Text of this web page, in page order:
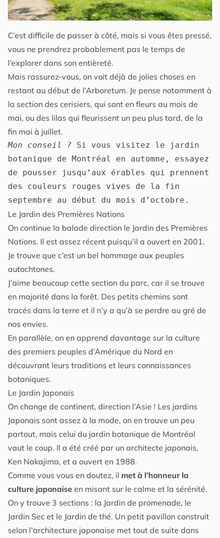
C’est difficile de passer à côté, mais si vous êtes pressé,
vous ne prendrez probablement pas le temps de
l’explorer dans son entièreté.
Mais rassurez-vous, on voit déjà de jolies choses en
restant au début de l’Arboretum. Je pense notamment à
la section des cerisiers, qui sont en fleurs au mois de
mai, ou des lilas qui fleurissent un peu plus tard, de la
fin mai à juillet.
Mon conseil ? Si vous visitez le jardin
botanique de Montréal en automne, essayez
de pousser jusqu’aux érables qui prennent
des couleurs rouges vives de la fin
septembre au début du mois d’octobre.
Le Jardin des Premières Nations
On continue la balade direction le Jardin des Premières
Nations. Il est assez récent puisqu’il a ouvert en 2001.
Je trouve que c’est un bel hommage aux peuples
autochtones.
J’aime beaucoup cette section du parc, car il se trouve
en majorité dans la forêt. Des petits chemins sont
tracés dans la terre et il n’y a qu’à se perdre au gré de
nos envies.
En parallèle, on en apprend davantage sur la culture
des premiers peuples d’Amérique du Nord en
découvrant leurs traditions et leurs connaissances
botaniques.
Le Jardin Japonais
On change de continent, direction l’Asie ! Les jardins
Japonais sont assez à la mode, on en trouve un peu
partout, mais celui du jardin botanique de Montréal
vaut le coup. Il a été créé par un architecte japonais,
Ken Nakajima, et a ouvert en 1988.
Comme vous vous en doutez, il met à l’honneur la
culture japonaise en misant sur le calme et la sérénité.
On y trouve 3 sections : la Jardin de promenade, le
Jardin Sec et le Jardin de thé. Un petit pavillon construit
selon l’architecture japonaise met tout de suite dans